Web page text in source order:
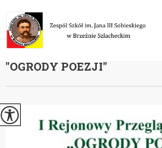
I REGIONALNY KONKURS
''OGRODY POEZJI''